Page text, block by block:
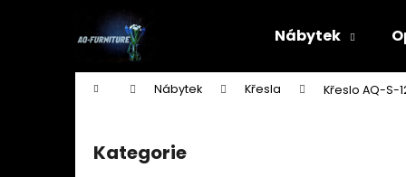
Nábytek
Domů Nábytek Křesla Křeslo AQ-S-
Přeskočit
kategorie
Kategorie
Zpět
Zpět